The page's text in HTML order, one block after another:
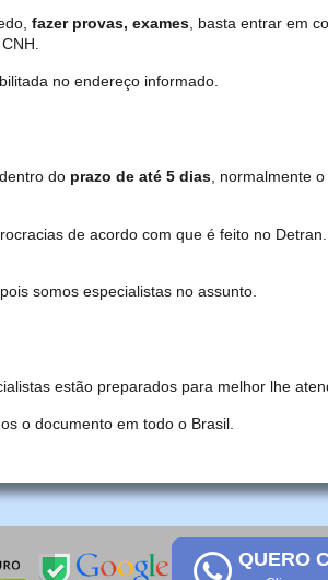
fazer provas, exames, basta entrar em
no endereço informado.
do prazo de até 5 dias, normalmente
de acordo com que é feito no
somos especialistas no assunto.
estão preparados para melhor lhe
o documento em todo o Brasil.
QUERO